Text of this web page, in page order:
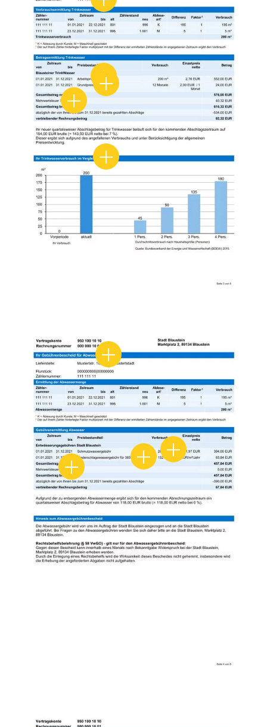
Arbeitspreis Trinkwasser
Grundpreis Trinkwasser
Mehrwertsteuer
Wasserverbrauch im Vergleich
Ansprechpartner Abwasser/
Mehrwertsteuer Abwasser
Schmutzwasser/